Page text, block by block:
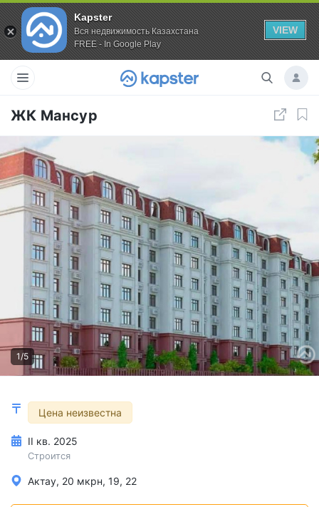
Kapster
Вся недвижимость Казахстана
FREE - In Google Play
VIEW
ЖК Мансур
1/5
Цена неизвестна
II кв. 2025
Строится
Актау, 20 мкрн, 19, 22